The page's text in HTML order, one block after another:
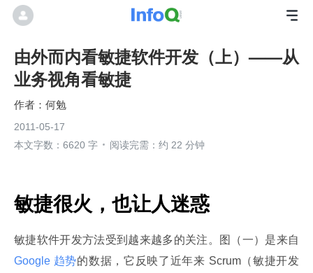
由外而内看敏捷软件开发（上）——从
业务视角看敏捷
何勉
2011-05-17
本文字数：6620 字
阅读完需：约 22 分钟
敏捷很火，也让人迷惑
敏捷软件开发方法受到越来越多的关注。图（一）是来自
Google 趋势的数据，它反映了近年来 Scrum（敏捷开发